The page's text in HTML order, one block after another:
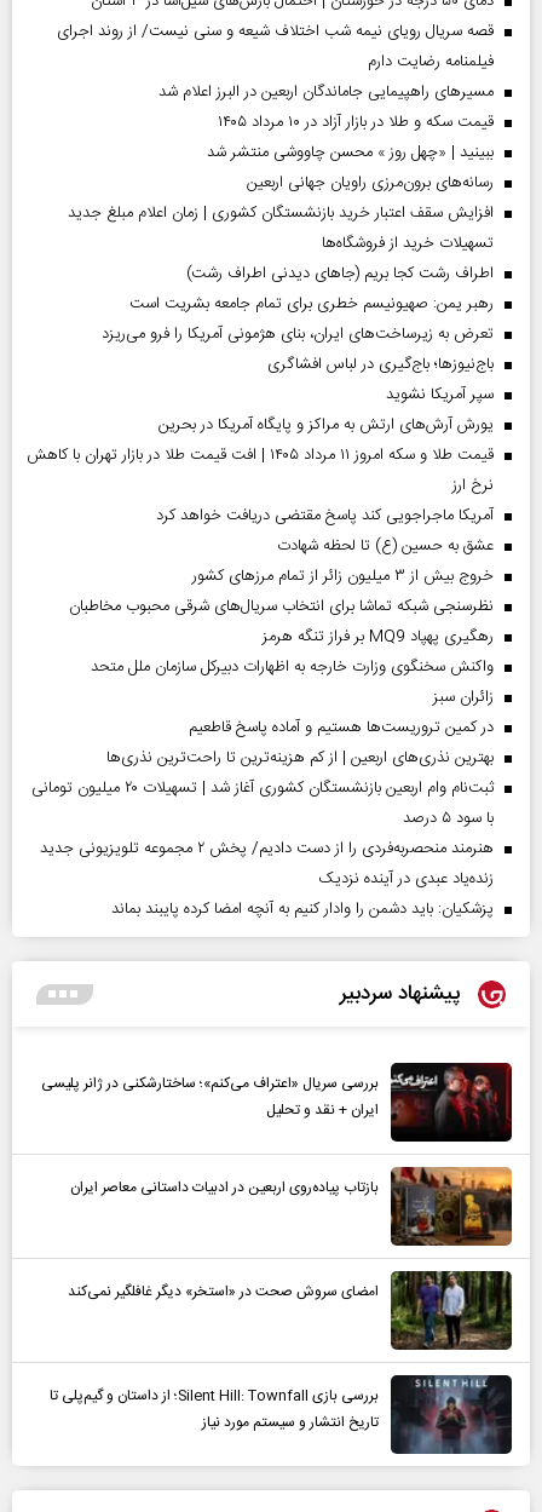
قصه سریال رویای نیمه شب اختلاف شیعه و سنی نیست/ از روند اجرای
فیلمنامه رضایت دارم
مسیر‌های راهپیمایی جاماندگان اربعین در البرز اعلام شد
قیمت سکه و طلا در بازار آزاد در ۱۰ مرداد ۱۴۰۵
ببینید | «چهل روز » محسن چاووشی منتشر شد
رسانه‌های برون‌مرزی راویان جهانی اربعین
افزایش سقف اعتبار خرید بازنشستگان کشوری | زمان اعلام مبلغ جدید
تسهیلات خرید از فروشگاه‌ها
اطراف رشت کجا بریم (جاهای دیدنی اطراف رشت)
رهبر یمن: صهیونیسم خطری برای تمام جامعه بشریت است
تعرض به زیرساخت‌های ایران، بنای هژمونی آمریکا را فرو می‌ریزد
باج‌نیوزها؛ باج‌گیری در لباس افشاگری
سپر آمریکا نشوید
یورش آرش‌های ارتش به مراکز و پایگاه‌ آمریکا در بحرین
قیمت طلا و سکه امروز ۱۱ مرداد ۱۴۰۵ | افت قیمت طلا در بازار تهران با کاهش
نرخ ارز
آمریکا ماجراجویی کند پاسخ مقتضی دریافت خواهد کرد
عشق به حسین (ع) تا لحظه شهادت
خروج بیش از ۳ میلیون زائر از تمام مرز‌های کشور
نظرسنجی شبکه تماشا برای انتخاب سریال‌های شرقی محبوب مخاطبان
رهگیری پهپاد MQ9 بر فراز تنگه هرمز
واکنش سخنگوی وزارت خارجه به اظهارات دبیرکل سازمان ملل متحد
‌زائران سبز
در کمین تروریست‌ها هستیم و آماده پاسخ قاطعیم
بهترین نذری‌های اربعین | از کم هزینه‌ترین تا راحت‌ترین نذری‌ها
ثبت‌نام وام اربعین بازنشستگان کشوری آغاز شد | تسهیلات ۲۰ میلیون تومانی
با سود ۵ درصد
هنرمند منحصر‌به‌فردی را از دست دادیم/ پخش ۲ مجموعه تلویزیونی جدید
زنده‌یاد عبدی در آینده نزدیک
پزشکیان: باید دشمن را وادار کنیم به آنچه امضا کرده پایبند بماند
پیشنهاد سردبیر
بررسی سریال «اعتراف می‌کنم»؛ ساختارشکنی در ژانر پلیسی
ایران + نقد و تحلیل
بازتاب پیاده‌روی اربعین در ادبیات داستانی معاصر ایران
امضای سروش صحت در «استخر» دیگر غافلگیر نمی‌کند
بررسی بازی Silent Hill: Townfall؛ از داستان و گیم‌پلی تا
تاریخ انتشار و سیستم مورد نیاز